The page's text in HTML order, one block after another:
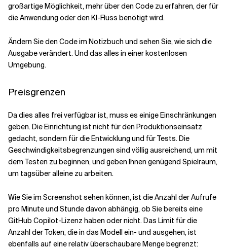
großartige Möglichkeit, mehr über den Code zu erfahren, der für
die Anwendung oder den KI-Fluss benötigt wird.
Ändern Sie den Code im Notizbuch und sehen Sie, wie sich die
Ausgabe verändert. Und das alles in einer kostenlosen
Umgebung.
Preisgrenzen
Da dies alles frei verfügbar ist, muss es einige Einschränkungen
geben. Die Einrichtung ist nicht für den Produktionseinsatz
gedacht, sondern für die Entwicklung und für Tests. Die
Geschwindigkeitsbegrenzungen sind völlig ausreichend, um mit
dem Testen zu beginnen, und geben Ihnen genügend Spielraum,
um tagsüber alleine zu arbeiten.
Wie Sie im Screenshot sehen können, ist die Anzahl der Aufrufe
pro Minute und Stunde davon abhängig, ob Sie bereits eine
GitHub Copilot-Lizenz haben oder nicht. Das Limit für die
Anzahl der Token, die in das Modell ein- und ausgehen, ist
ebenfalls auf eine relativ überschaubare Menge begrenzt: